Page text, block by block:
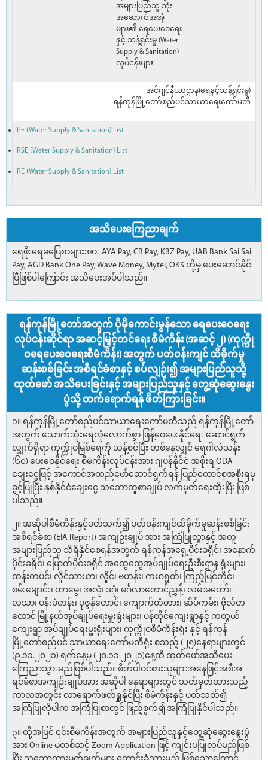
အများပြည်သူ သုံး
အဆောက်အအုံ
များ၏ ရေပေးဝေရေး
နှင့် သန့်ရှင်းမှု (Water
Supply & Sanitation)
လုပ်ငန်းများ
အင်ဂျင်နီယာဌာန(ရေနှင့်သန့်ရှင်းမှု)
ရန်ကုန်မြို့တော်စည်ပင်သာယာရေးကော်မတီ
PE (Water Supply & Sanitation) List
RSE (Water Supply & Sanitation) List
RE (Water Supply & Sanitation) List
အသိပေးကြေညာချက်
ရေဖိုးရေခပြေစာများအား AYA Pay, CB Pay, KBZ Pay, UAB Bank Sai Sai
Pay, AGD Bank One Pay, Wave Money, Mytel, OK$ တို့မှ ပေးဆောင်နိုင်
ပြီဖြစ်ပါကြောင်း အသိပေးအပ်ပါသည်။
ရန်ကုန်မြို့တော်အတွက် ပိုမိုကောင်းမွန်သော ရေပေးဝေရေး
လုပ်ငန်းဆိုင်ရာ အဆင့်မြှင့်တင်ရေး စီမံကိန်း (အဆင့် ၂) (ကုက္ကို
ဝရေပေးဝေရေးစီမံကိန်း) အတွက် ပတ်ဝန်းကျင် ထိခိုက်မှု
ဆန်းစစ်ခြင်း အစီရင်ခံစာနှင့် စပ်လျဉ်း၍ အများပြည်သူသို့
ထုတ်ဖော် အသိပေးခြင်းနှင့် အများပြည်သူနှင့် တွေ့ဆုံဆွေးနွေး
ပွဲသို့ တက်ရောက်ရန် ဖိတ်ကြားခြင်း။
၁။ ရန်ကုန်မြို့တော်စည်ပင်သာယာရေးကော်မတီသည် ရန်ကုန်မြို့တော်
အတွက် သောက်သုံးရေလုံလောက်စွာ ဖြန့်ဝေပေးနိုင်ရေး ဆောင်ရွက်
လျှက်ရှိရာ ကုက္ကိုဝမြစ်ရေကို သန့်စင်ပြီး တစ်နေ့လျှင် ရေဂါလံသန်း
(၆၀) ပေးဝေနိုင်ရေး စီမံကိန်းလုပ်ငန်းအား ဂျပန်နိုင်ငံ အစိုးရ ODA
ချေးငွေဖြင့် အကောင်အထည်ဖော်ဆောင်ရွက်ရန် ပြည်ထောင်စုအစိုးရမှ
ခွင့်ပြုပြီး နှစ်နိုင်ငံချေးငွေ သဘောတူစာချုပ် လက်မှတ်ရေးထိုးပြီး ဖြစ်
ပါသည်။
၂။ အဆိုပါစီမံကိန်းနှင့်ပတ်သက်၍ ပတ်ဝန်းကျင်ထိခိုက်မှုဆန်းစစ်ခြင်း
အစီရင်ခံစာ (EIA Report) အကျဉ်းချုပ် အား အကြံပြုလွှာနှင့် အတူ
အများပြည်သူ သိရှိနိုင်စေရန်အတွက် ရန်ကုန်အရှေ့ပိုင်းခရိုင်၊ အနောက်
ပိုင်းခရိုင်၊ မြောက်ပိုင်းခရိုင် အထွေထွေအုပ်ချုပ်ရေးဦးစီးဌာန ရုံးများ၊
ထန်းတပင်၊ လှိုင်သာယာ၊ လှိုင်၊ ဗဟန်း၊ ကမာရွတ်၊ ကြည့်မြင်တိုင်၊
စမ်းချောင်း၊ တာမွေ၊ အလုံ၊ ဒဂုံ၊ မင်္ဂလာတောင်ညွှန့်၊ လမ်းမတော်၊
လသာ၊ ပန်းပဲတန်း၊ ပုဇွန်တောင်၊ ကျောက်တံတား၊ ဆိပ်ကမ်း၊ ဗိုလ်တ
ထောင် မြို့နယ်အုပ်ချုပ်ရေးမှူးရုံးများ၊ ပန်တိုင်ကျေးရွာနှင့် ကတွယ်
ကျေးရွာ အုပ်ချုပ်ရေးမှူးရုံးများ၊ ကုက္ကိုဝစီမံကိန်းရုံး နှင့် ရန်ကုန်
မြို့တော်စည်ပင် သာယာရေးကော်မတီရုံး စသည့် (၂၅)နေရာများတွင်
(၉.၁၁.၂၀၂၁) ရက်နေ့မှ (၂၀.၁၁.၂၀၂၁)နေ့ထိ ထုတ်ဖော်အသိပေး
ကြေညာသွားမည်ဖြစ်ပါသည်။ စိတ်ပါဝင်စားသူများအနေဖြင့်အစီအ
ရင်ခံစာအကျဉ်းချုပ်အား အဆိုပါ နေရာများတွင် သတ်မှတ်ထားသည့်
ကာလအတွင်း လာရောက်ဖတ်ရှုနိုင်ပြီး စီမံကိန်းနှင့် ပတ်သတ်၍
အကြံပြုလိုပါက အကြံပြုစာတွင် ဖြည့်စွက်၍ အကြံပြုနိုင်ပါသည်။
၃။ ထို့အပြင် ၎င်းစီမံကိန်းအတွက် အများပြည်သူနှင့်တွေ့ဆုံဆွေးနွေးပွဲ
အား Online မှတစ်ဆင့် Zoom Application ဖြင့် ကျင်းပပြုလုပ်မည်ဖြစ်